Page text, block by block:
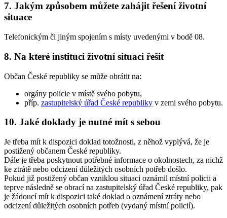
7. Jakým způsobem můžete zahájit řešení životní
situace
Telefonickým či jiným spojením s místy uvedenými v bodě 08.
8. Na které instituci životní situaci řešit
Občan České republiky se může obrátit na:
orgány policie v místě svého pobytu,
příp. zastupitelský úřad České republiky v zemi svého pobytu.
10. Jaké doklady je nutné mít s sebou
Je třeba mít k dispozici doklad totožnosti, z něhož vyplývá, že je
postižený občanem České republiky.
Dále je třeba poskytnout potřebné informace o okolnostech, za nichž
ke ztrátě nebo odcizení důležitých osobních potřeb došlo.
Pokud již postižený občan vzniklou situaci oznámil místní policii a
teprve následně se obrací na zastupitelský úřad České republiky, pak
je žádoucí mít k dispozici také doklad o oznámení ztráty nebo
odcizení důležitých osobních potřeb (vydaný místní policií).